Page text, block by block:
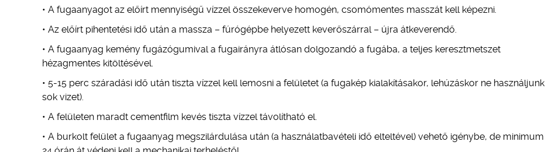
• A fugaanyagot az előírt mennyiségű vízzel összekeverve homogén, csomómentes masszát kell képezni.
• Az előírt pihentetési idő után a massza – fúrógépbe helyezett keverőszárral – újra átkeverendő.
• A fugaanyag kemény fugázógumival a fugairányra átlósan dolgozandó a fugába, a teljes keresztmetszet
hézagmentes kitöltésével.
• 5-15 perc száradási idő után tiszta vízzel kell lemosni a felületet (a fugakép kialakításakor, lehúzáskor ne használjunk
sok vizet).
• A felületen maradt cementfilm kevés tiszta vízzel távolítható el.
• A burkolt felület a fugaanyag megszilárdulása után (a használatbavételi idő elteltével) vehető igénybe, de minimum